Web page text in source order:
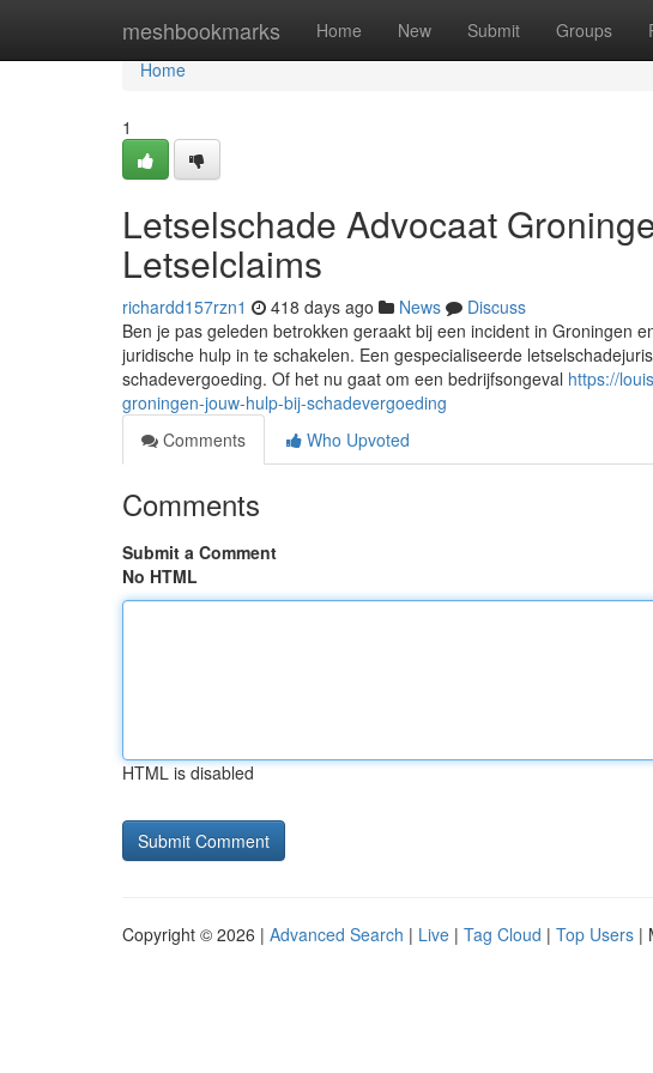
meshbookmarks Home New Submit Groups
Home
Home
1
Letselschade Advocaat
Letselclaims
richardd157rzn1 418 days ago News
Discuss
Ben je pas geleden betrokken geraakt bij een incident in Groningen
juridische hulp in te schakelen. Een gespecialiseerde
schadevergoeding. Of het nu gaat om een bedrijfsongeval https://
groningen-jouw-hulp-bij-schadevergoeding
Comments
Who Upvoted
Comments
Submit a Comment
No HTML
HTML is disabled
Copyright © 2026 | Advanced Search | Live | Tag Cloud | Top Users |